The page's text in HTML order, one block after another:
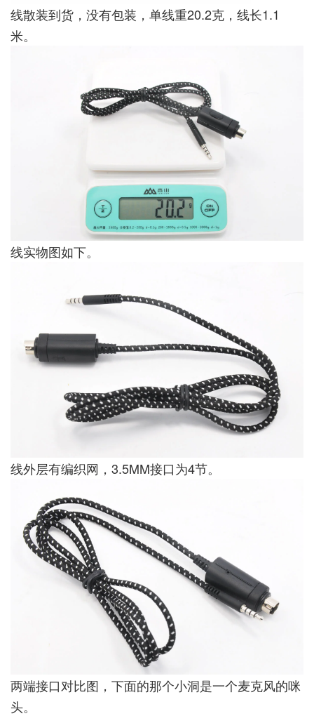
线散装到货，没有包装，单线重20.2克，线长1.1
米。
线实物图如下。
线外层有编织网，3.5MM接口为4节。
两端接口对比图，下面的那个小洞是一个麦克风的咪
头。